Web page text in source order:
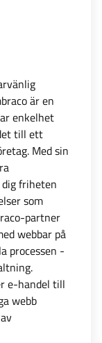
är en
enkelhet
till ett
Med sin
friheten
som
partner
webbar på
processen -
e-handel till
webb